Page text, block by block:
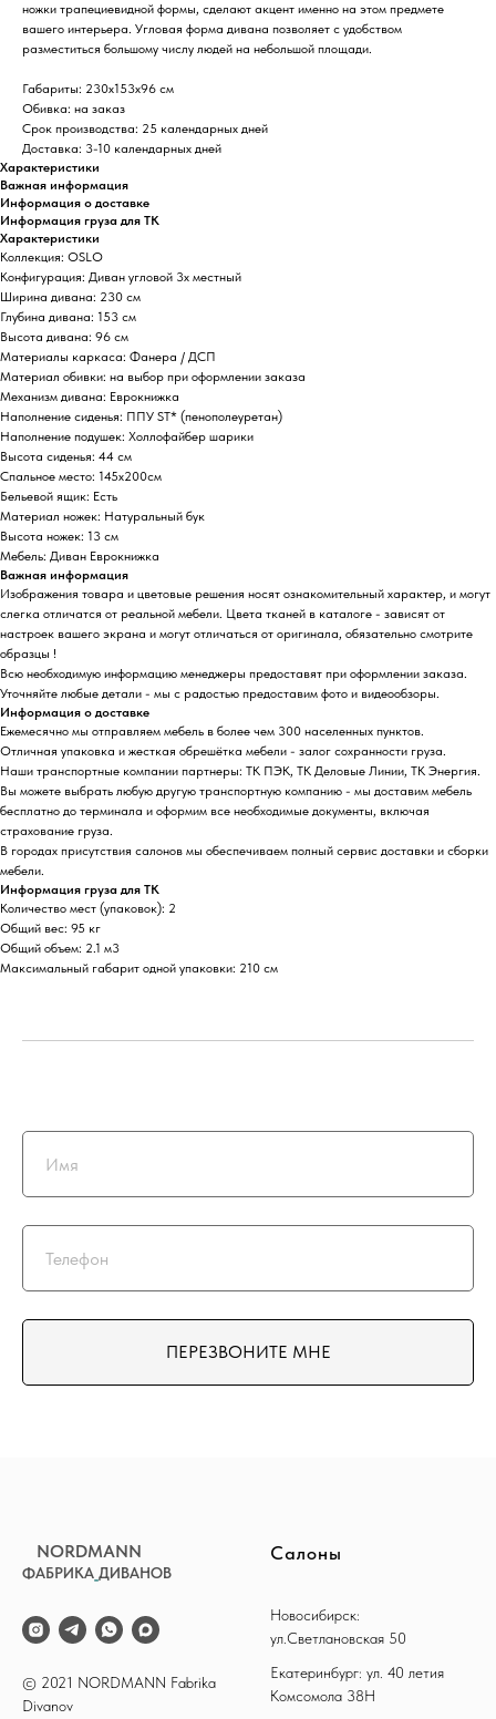
ножки трапециевидной формы, сделают акцент именно на этом предмете
вашего интерьера. Угловая форма дивана позволяет с удобством
разместиться большому числу людей на небольшой площади.
Габариты: 230х153х96 см
Обивка: на заказ
Срок производства: 25 календарных дней
Доставка: 3-10 календарных дней
Характеристики
Важная информация
Информация о доставке
Информация груза для ТК
Характеристики
Коллекция: OSLO
Конфигурация: Диван угловой 3х местный
Ширина дивана: 230 см
Глубина дивана: 153 см
Высота дивана: 96 см
Материалы каркаса: Фанера / ДСП
Материал обивки: на выбор при оформлении заказа
Механизм дивана: Еврокнижка
Наполнение сиденья: ППУ ST* (пенополеуретан)
Наполнение подушек: Холлофайбер шарики
Высота сиденья: 44 см
Спальное место: 145х200см
Бельевой ящик: Есть
Материал ножек: Натуральный бук
Высота ножек: 13 см
Мебель: Диван Еврокнижка
Важная информация
Изображения товара и цветовые решения носят ознакомительный характер, и могут
слегка отличатся от реальной мебели. Цвета тканей в каталоге - зависят от
настроек вашего экрана и могут отличаться от оригинала, обязательно смотрите
образцы !
Всю необходимую информацию менеджеры предоставят при оформлении заказа.
Уточняйте любые детали - мы с радостью предоставим фото и видеообзоры.
Информация о доставке
Ежемесячно мы отправляем мебель в более чем 300 населенных пунктов.
Отличная упаковка и жесткая обрешётка мебели - залог сохранности груза.
Наши транспортные компании партнеры: ТК ПЭК, ТК Деловые Линии, ТК Энергия.
Вы можете выбрать любую другую транспортную компанию - мы доставим мебель
бесплатно до терминала и оформим все необходимые документы, включая
страхование груза.
В городах присутствия салонов мы обеспечиваем полный сервис доставки и сборки
мебели.
Информация груза для ТК
Количество мест (упаковок): 2
Общий вес: 95 кг
Общий объем: 2.1 м3
Максимальный габарит одной упаковки: 210 см
ПЕРЕЗВОНИТЕ МНЕ
NORDMANN
ФАБРИКА ДИВАНОВ
© 2021 NORDMANN Fabrika
Divanov
Салоны
Новосибирск:
ул.Светлановская 50
Екатеринбург: ул. 40 летия
Комсомола 38Н